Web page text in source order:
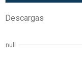
Descargas
null